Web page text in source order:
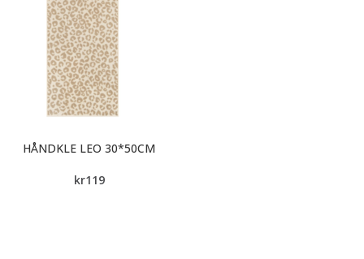
HÅNDKLE LEO 30*50CM
kr119